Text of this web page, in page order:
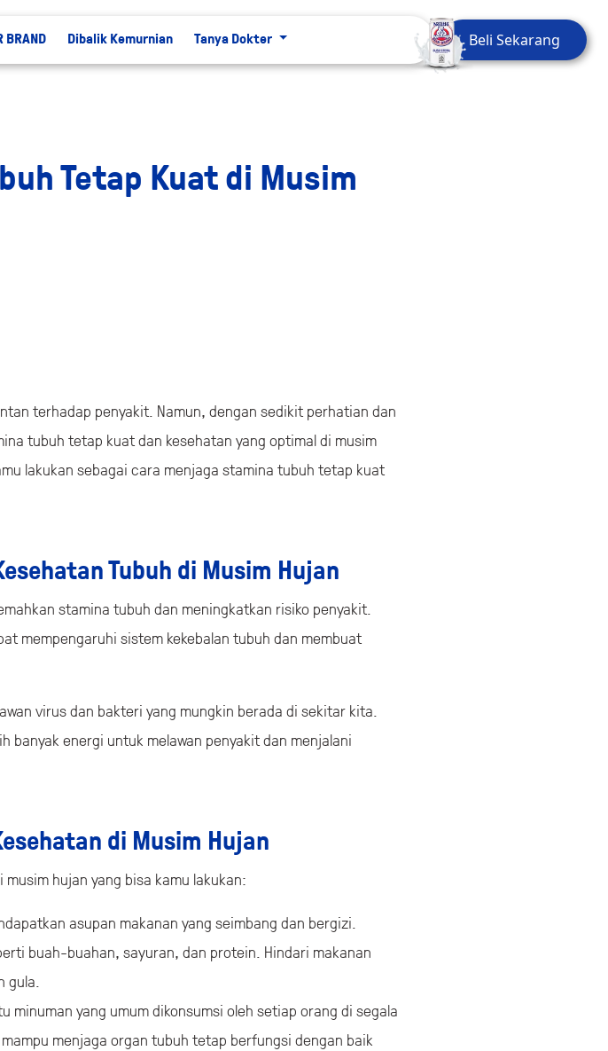
BRAND Dibalik Kemurnian Tanya Dokter Beli Sekarang
Tetap Kuat di Musim
terhadap penyakit. Namun, dengan sedikit perhatian dan
tubuh tetap kuat dan kesehatan yang optimal di musim
lakukan sebagai cara menjaga stamina tubuh tetap kuat
Tubuh di Musim Hujan
stamina tubuh dan meningkatkan risiko penyakit.
mempengaruhi sistem kekebalan tubuh dan membuat
virus dan bakteri yang mungkin berada di sekitar kita.
banyak energi untuk melawan penyakit dan menjalani
di Musim Hujan
hujan yang bisa kamu lakukan:
asupan makanan yang seimbang dan bergizi.
buah-buahan, sayuran, dan protein. Hindari makanan
gula.
minuman yang umum dikonsumsi oleh setiap orang di segala
menjaga organ tubuh tetap berfungsi dengan baik